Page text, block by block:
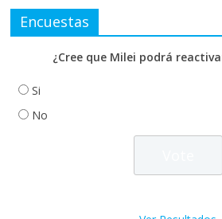
Encuestas
¿Cree que Milei podrá
Si
No